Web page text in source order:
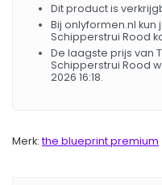
Dit product is
Bij onlyformen.nl kun
Schipperstrui Rood
De laagste prijs van
Schipperstrui Rood
2026 16:18.
Merk:the blueprint premium